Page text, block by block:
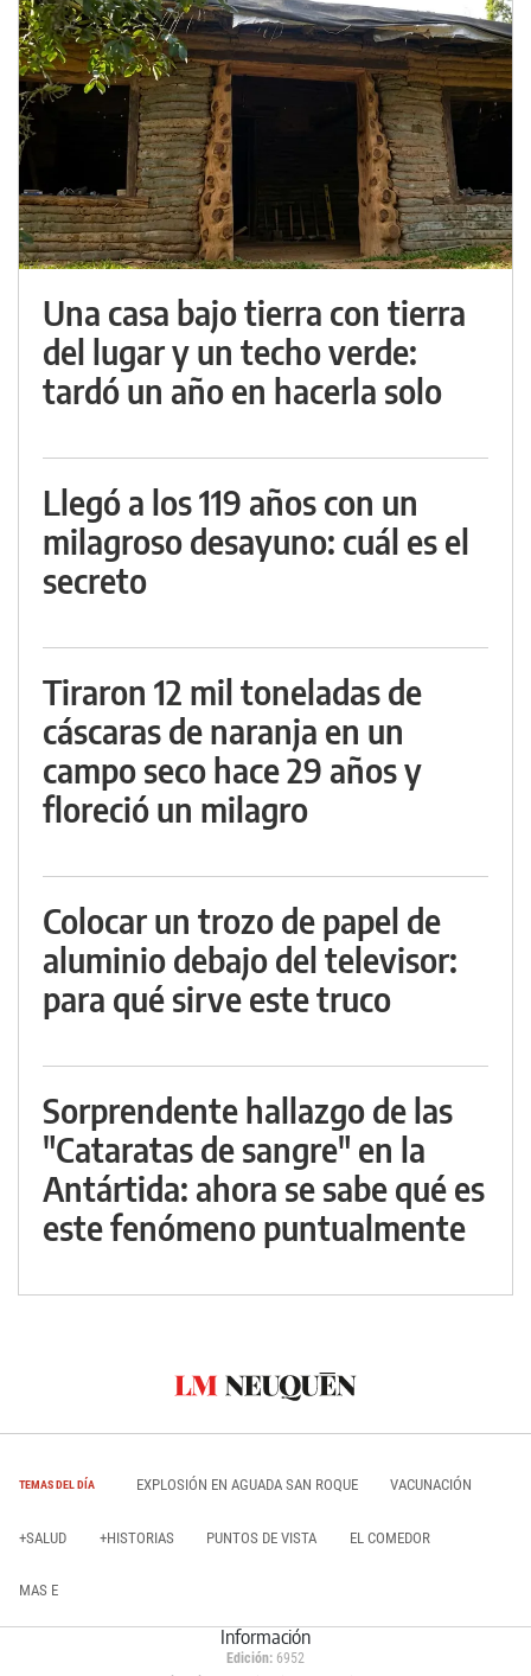
Una casa bajo tierra con tierra
del lugar y un techo verde:
tardó un año en hacerla solo
Llegó a los 119 años con un
milagroso desayuno: cuál es el
secreto
Tiraron 12 mil toneladas de
cáscaras de naranja en un
campo seco hace 29 años y
floreció un milagro
Colocar un trozo de papel de
aluminio debajo del televisor:
para qué sirve este truco
Sorprendente hallazgo de las
"Cataratas de sangre" en la
Antártida: ahora se sabe qué es
este fenómeno puntualmente
TEMAS DEL DÍA EXPLOSIÓN EN AGUADA SAN ROQUE VACUNACIÓN
+SALUD +HISTORIAS PUNTOS DE VISTA EL COMEDOR
MAS E
Información
Edición: 6952